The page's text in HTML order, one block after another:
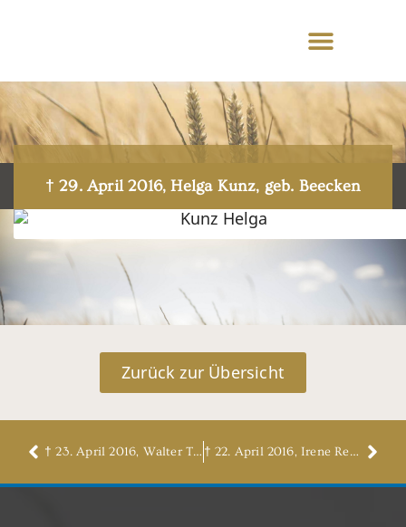
† 29. April 2016, Helga Kunz, geb. Beecken
Zurück zur Übersicht
† 23. April 2016, Walter Timm † 22. April 2016, Irene Reier, geb. Semrau